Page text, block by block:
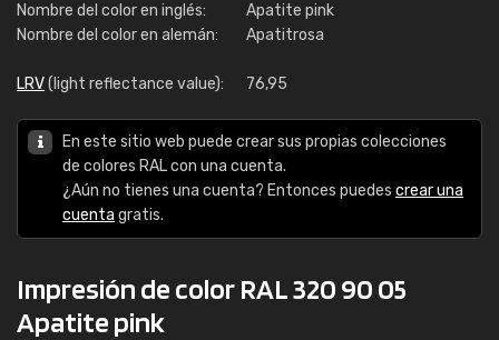
Nombre del color en inglés:
Apatite pink
Nombre del color en alemán:
Apatitrosa
LRV(light reflectance value): 76,95
En este sitio web puede crear sus propias colecciones
de colores RAL con una cuenta.
¿Aún no tienes una cuenta? Entonces puedes crear una
cuenta gratis.
Impresión de color RAL 320 90 05
Apatite pink